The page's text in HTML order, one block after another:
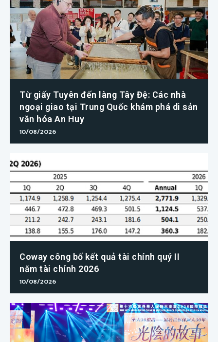
Từ giấy Tuyên đến làng Tây Đệ: Các nhà
ngoại giao tại Trung Quốc khám phá di sản
văn hóa An Huy
10/08/2026
Coway công bố kết quả tài chính quý II
năm tài chính 2026
10/08/2026